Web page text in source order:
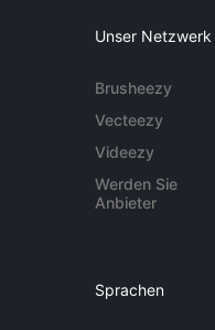
Unser Netzwerk
Brusheezy
Vecteezy
Videezy
Werden Sie
Anbieter
Sprachen